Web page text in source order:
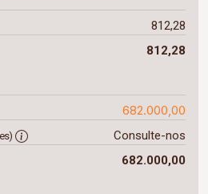
812,28
812,28
682.000,00
Consulte-nos
682.000,00